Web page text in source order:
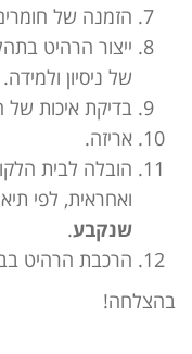
הזמנה של
ייצור הרהיט
של ניסיון ולמידה.
בדיקת איכות
אריזה.
הובלה לבית
ואחראית, לפי
שנקבע.
הרכבת הרהיט
בהצלחה!